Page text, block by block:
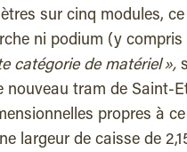
sur cinq modules,
ni podium (y compris
catégorie de matériel »,
tram de Saint-
propres à
largeur de caisse de